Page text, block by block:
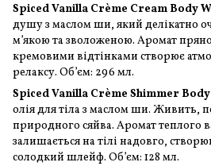
Spiced Vanilla Crème Cream Body
душу з маслом ши, який делікатно
м’якою та зволоженою. Аромат
кремовими відтінками створює
релаксу. Об’єм: 296 мл.
Spiced Vanilla Crème Shimmer
олія для тіла з маслом ши. Живить,
природного сяйва. Аромат теплого
залишається на тілі надовго,
солодкий шлейф. Об’єм: 128 мл.